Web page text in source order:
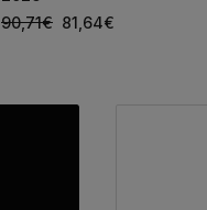
90,71€ 81,64€